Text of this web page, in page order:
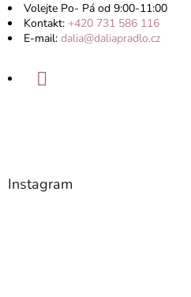
Volejte Po- Pá od 9:00-11:00
Kontakt: +420 731 586 116
E-mail: dalia@daliapradlo.cz
Instagram